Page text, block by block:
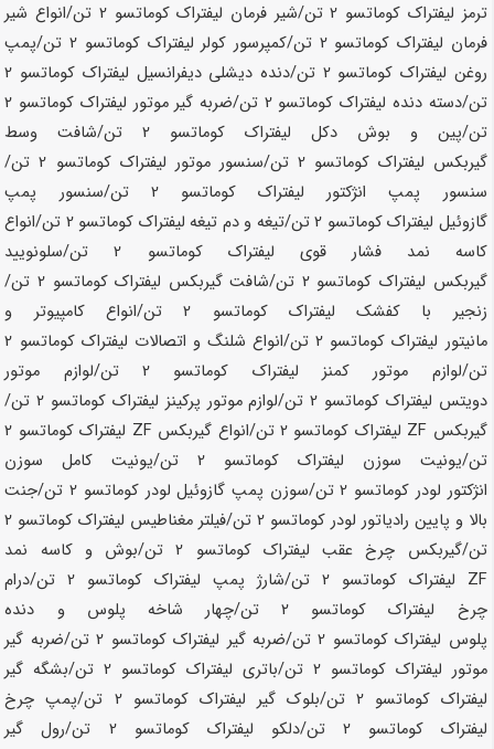
ترمز لیفتراک کوماتسو
/شیر فرمان لیفتراک کوماتسو 2 تن
/انواع شیر
فرمان لیفتراک کوماتسو 2 تن /کمپرسور کولر لیفتراک کوماتسو
/پمپ
روغن لیفتراک کوماتسو 2 تن /دنده دیشلی دیفرانسیل لیفتراک کوماتسو 2
تن/دسته دنده لیفتراک کوماتسو 2 تن /ضربه گیر موتور لیفتراک کوماتسو 2
تن/پین و بوش دکل لیفتراک کوماتسو
/شافت وسط
گیربکس لیفتراک کوماتسو 2 تن /سنسور موتور لیفتراک کوماتسو
/
سنسور پمپ انژکتور لیفتراک کوماتسو 2 تن
/سنسور پمپ
گازوئیل لیفتراک کوماتسو
/تیغه و دم تیغه لیفتراک کوماتسو 2 تن
/انواع
کاسه نمد فشار قوی لیفتراک کوماتسو
/سلونویید
گیربکس لیفتراک کوماتسو 2 تن /شافت گیربکس لیفتراک کوماتسو
/
زنجیر با کفشک لیفتراک کوماتسو
/انواع کامپیوتر و
مانیتور لیفتراک کوماتسو
/انواع شلنگ و اتصالات لیفتراک کوماتسو 2
تن/لوازم موتور کمنز لیفتراک کوماتسو
/لوازم موتور
دویتس لیفتراک کوماتسو
/لوازم موتور پرکینز لیفتراک کوماتسو
/
گیربکس ZF لیفتراک کوماتسو
2 تن /انواع گیربکس ZF لیفتراک کوماتسو
2
تن/یونیت سوزن لیفتراک کوماتسو
/یونیت کامل سوزن
انژکتور لودر کوماتسو
/سوزن پمپ گازوئیل لودر کوماتسو
/جنت
بالا و پایین رادیاتور لودر کوماتسو
/فیلتر مغناطیس لیفتراک کوماتسو 2
تن/گیربکس چرخ عقب لیفتراک کوماتسو
/بوش و کاسه نمد
ZF لیفتراک کوماتسو
2 تن /شارژ پمپ لیفتراک کوماتسو
/درام
چرخ لیفتراک کوماتسو
/چهار شاخه پلوس و دنده
پلوس لیفتراک کوماتسو
/ضربه گیر لیفتراک کوماتسو
/ضربه گیر
موتور لیفتراک کوماتسو 2 تن /باتری لیفتراک کوماتسو
/بشگه گیر
لیفتراک کوماتسو 2 تن /بلوک گیر لیفتراک کوماتسو 2 تن
/پمپ چرخ
لیفتراک کوماتسو 2 تن /دلکو لیفتراک کوماتسو 2 تن
/رول گیر